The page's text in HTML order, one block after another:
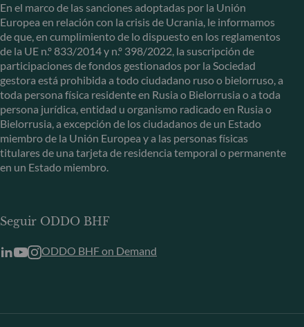
En el marco de las sanciones adoptadas por la Unión
Europea en relación con la crisis de Ucrania, le informamos
de que, en cumplimiento de lo dispuesto en los reglamentos
de la UE n.º 833/2014 y n.º 398/2022, la suscripción de
participaciones de fondos gestionados por la Sociedad
gestora está prohibida a todo ciudadano ruso o bielorruso, a
toda persona física residente en Rusia o Bielorrusia o a toda
persona jurídica, entidad u organismo radicado en Rusia o
Bielorrusia, a excepción de los ciudadanos de un Estado
miembro de la Unión Europea y a las personas físicas
titulares de una tarjeta de residencia temporal o permanente
en un Estado miembro.
Seguir ODDO BHF
ODDO BHF on Demand